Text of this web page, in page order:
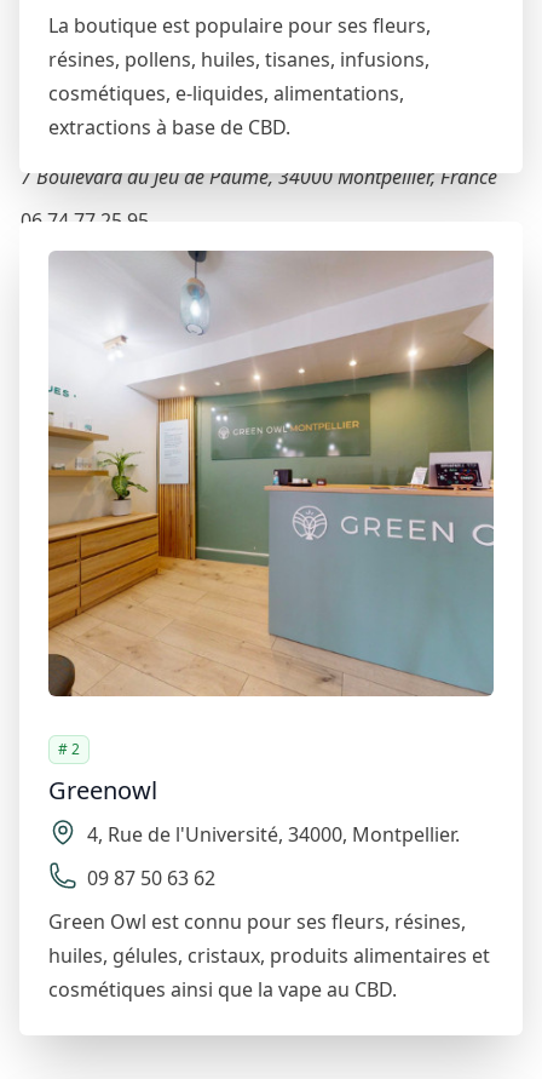
43 Rue de l'Aiguillerie, 34000 Montpellier, France
06 14 02 57 77
Voir la fiche détaillée
Green Life
7 Boulevard du Jeu de Paume, 34000 Montpellier, France
06 74 77 25 95
Voir la fiche détaillée
La boutique est populaire pour ses fleurs,
résines, pollens, huiles, tisanes, infusions,
cosmétiques, e-liquides, alimentations,
extractions à base de CBD.
# 2
Greenowl
4, Rue de l'Université, 34000, Montpellier.
09 87 50 63 62
Green Owl est connu pour ses fleurs, résines,
huiles, gélules, cristaux, produits alimentaires et
cosmétiques ainsi que la vape au CBD.